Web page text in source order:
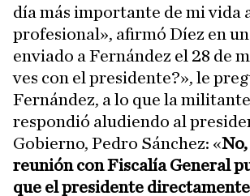
día más importante de mi vida
profesional», afirmó Díez en
enviado a Fernández el 28 de
ves con el presidente?», le
Fernández, a lo que la
respondió aludiendo al
Gobierno, Pedro Sánchez: «
reunión con Fiscalía General
que el presidente